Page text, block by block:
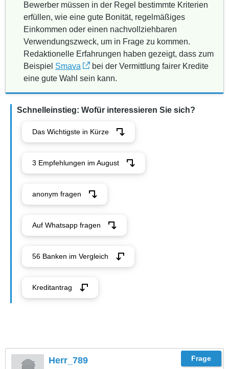
Bewerber müssen in der Regel bestimmte Kriterien
erfüllen, wie eine gute Bonität, regelmäßiges
Einkommen oder einen nachvollziehbaren
Verwendungszweck, um in Frage zu kommen.
Redaktionelle Erfahrungen haben gezeigt, dass zum
Beispiel Smava
bei der Vermittlung fairer Kredite
eine gute Wahl sein kann.
Schnelleinstieg: Wofür interessieren Sie sich?
Das Wichtigste in Kürze
3 Empfehlungen im August
anonym fragen
Auf Whatsapp fragen
56 Banken im Vergleich
Kreditantrag
Herr_789